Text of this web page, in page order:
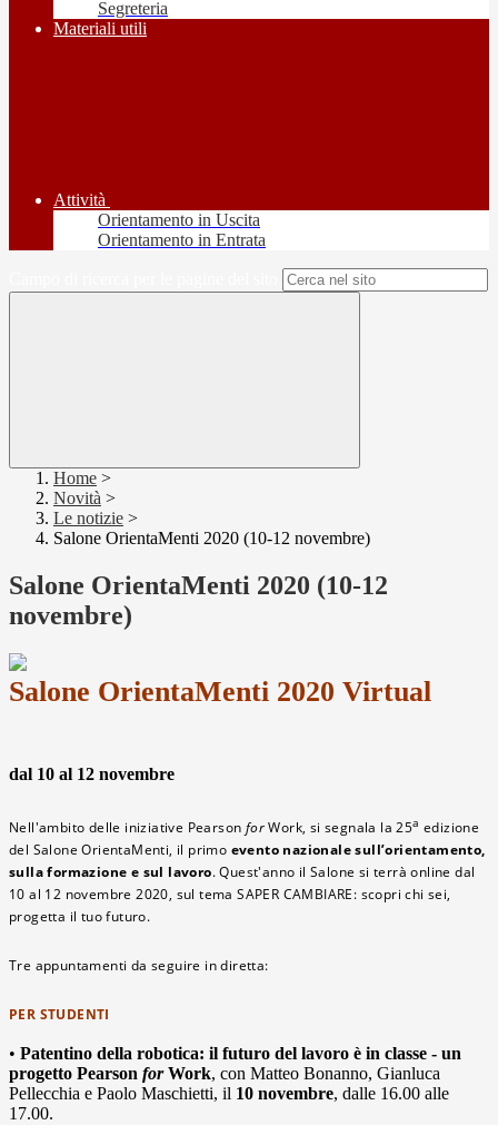
Segreteria
Materiali utili
Attività
Orientamento in Uscita
Orientamento in Entrata
Home >
Novità >
Le notizie >
Salone OrientaMenti 2020 (10-12 novembre)
Salone OrientaMenti 2020 (10-12
novembre)
Salone OrientaMenti 2020 Virtual
dal 10 al 12 novembre
Nell'ambito delle iniziative Pearson forWork, si segnala la 25a edizione
del Salone OrientaMenti, il primo evento nazionale sull’orientamento,
sulla formazione e sul lavoro. Quest'anno il Salone si terrà online dal
10 al 12 novembre 2020, sul tema SAPER CAMBIARE: scopri chi sei,
progetta il tuo futuro.
Tre appuntamenti da seguire in diretta:
PER STUDENTI
• Patentino della robotica: il futuro del lavoro è in classe - un
progetto Pearson forWork, con Matteo Bonanno, Gianluca
Pellecchia e Paolo Maschietti, il 10 novembre, dalle 16.00 alle
17.00.